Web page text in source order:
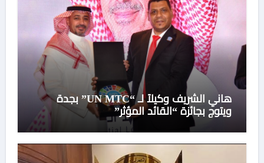
هاني الشريف وكيلاً لـ “UN MTC” بجدة
ويتوج بجائزة “القائد المؤثر”